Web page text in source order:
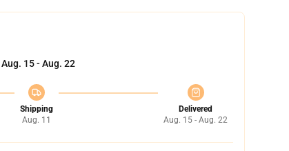
Aug. 15 - Aug. 22
Shipping
Aug. 11
Delivered
Aug. 15 - Aug. 22